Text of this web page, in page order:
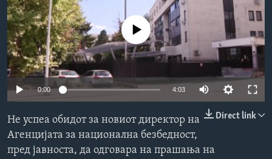
ИНТЕРВЈУА
Јазици
No media source currently available
0:00 4:03
Direct link
Не успеа обидот за новиот директор на
Агенцијата за национална безбедност,
пред јавноста, да одговара на прашања на